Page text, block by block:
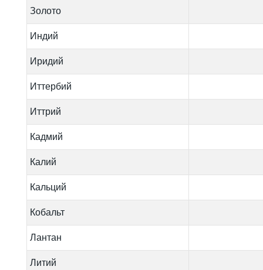
Золото
Индий
Иридий
Иттербий
Иттрий
Кадмий
Калий
Кальций
Кобальт
Лантан
Литий